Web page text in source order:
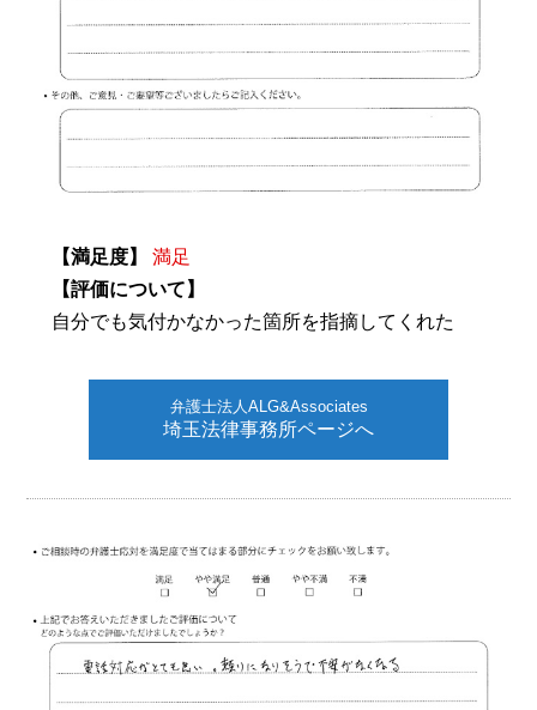
【満足度】
満足
【評価について】
自分でも気付かなかった箇所を指摘してくれた
弁護士法人ALG&Associates
埼玉法律事務所ページへ